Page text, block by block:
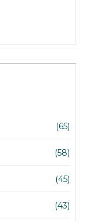
(65)
(58)
(45)
(43)